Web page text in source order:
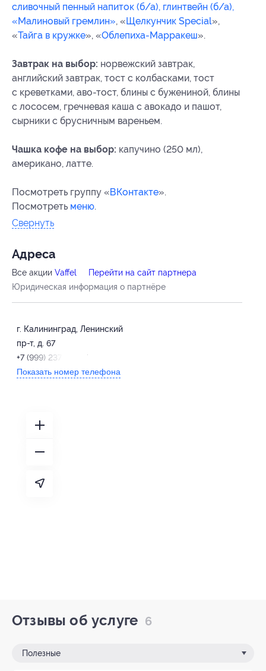
сливочный пенный напиток (б/а), глинтвейн (б/а),
«Малиновый гремлин», «Щелкунчик Special»,
«Тайга в кружке», «Облепиха-Марракеш».
Завтрак на выбор: норвежский завтрак,
английский завтрак, тост с колбасками, тост
с креветками, аво-тост, блины с бужениной, блины
с лососем, гречневая каша с авокадо и пашот,
сырники с брусничным вареньем.
Чашка кофе на выбор: капучино (250 мл),
американо, латте.
Посмотреть группу «ВКонтакте».
Посмотреть меню.
Свернуть
Адресa
Все акции Vaffel
Перейти на сайт партнера
Юридическая информация о партнёре
г. Калининград, Ленинский
пр-т, д. 67
+7 (999) 237-89-67
Показать номер телефона
Отзывы об услуге 6
Полезные